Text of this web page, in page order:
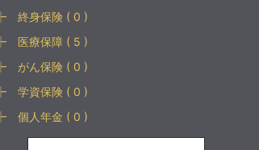
┝ 終身保険 ( 0 )
┝ 医療保障 ( 5 )
┝ がん保険 ( 0 )
┝ 学資保険 ( 0 )
┝ 個人年金 ( 0 )